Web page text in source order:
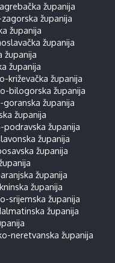
županija
županija
županija
županija
županija
županija
križevačka županija
bilogorska županija
županija
županija
podravska županija
županija
županija
županija
županija
srijemska županija
županija
neretvanska županija